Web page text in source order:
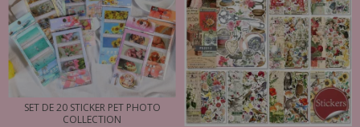
SET DE 20 STICKER PET PHOTO
COLLECTION